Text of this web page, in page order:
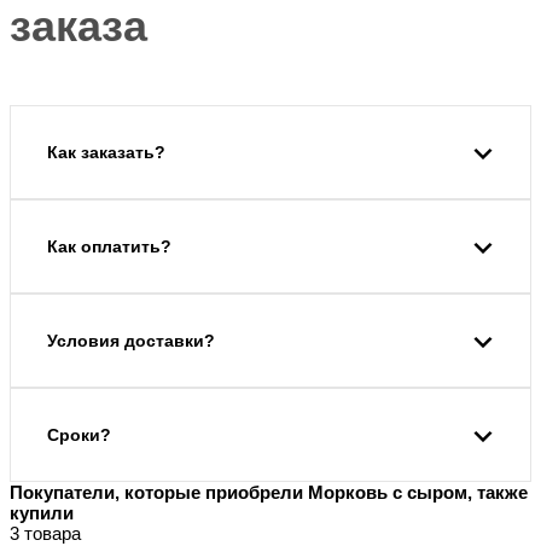
заказа
Как заказать?
Как оплатить?
Условия доставки?
Сроки?
Покупатели, которые приобрели Морковь с сыром, также
купили
3 товара